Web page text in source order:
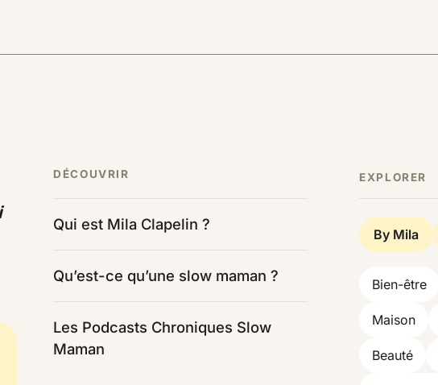
DÉCOUVRIR
Qui est Mila Clapelin ?
Qu’est-ce qu’une slow maman ?
Les Podcasts Chroniques Slow
Maman
EXPLORER
By Mila
Bien-être
Maison
Beauté